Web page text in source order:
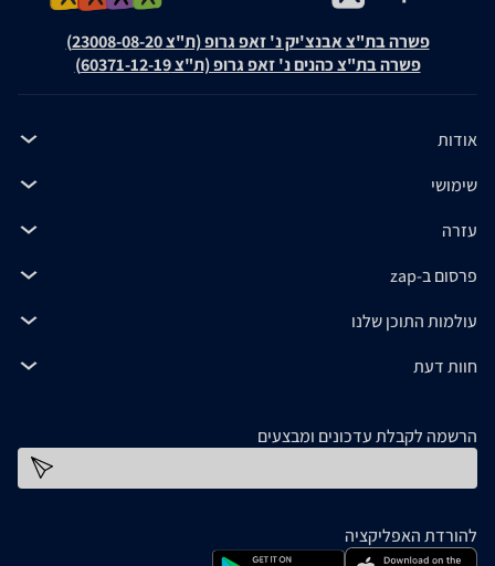
פשרה בת"צ אבנצ'יק נ' זאפ גרופ (ת"צ 23008-08-20)
פשרה בת"צ כהנים נ' זאפ גרופ (ת"צ 60371-12-19)
אודות
שימושי
עזרה
פרסום ב-zap
עולמות התוכן שלנו
חוות דעת
הרשמה לקבלת עדכונים ומבצעים
להורדת האפליקציה